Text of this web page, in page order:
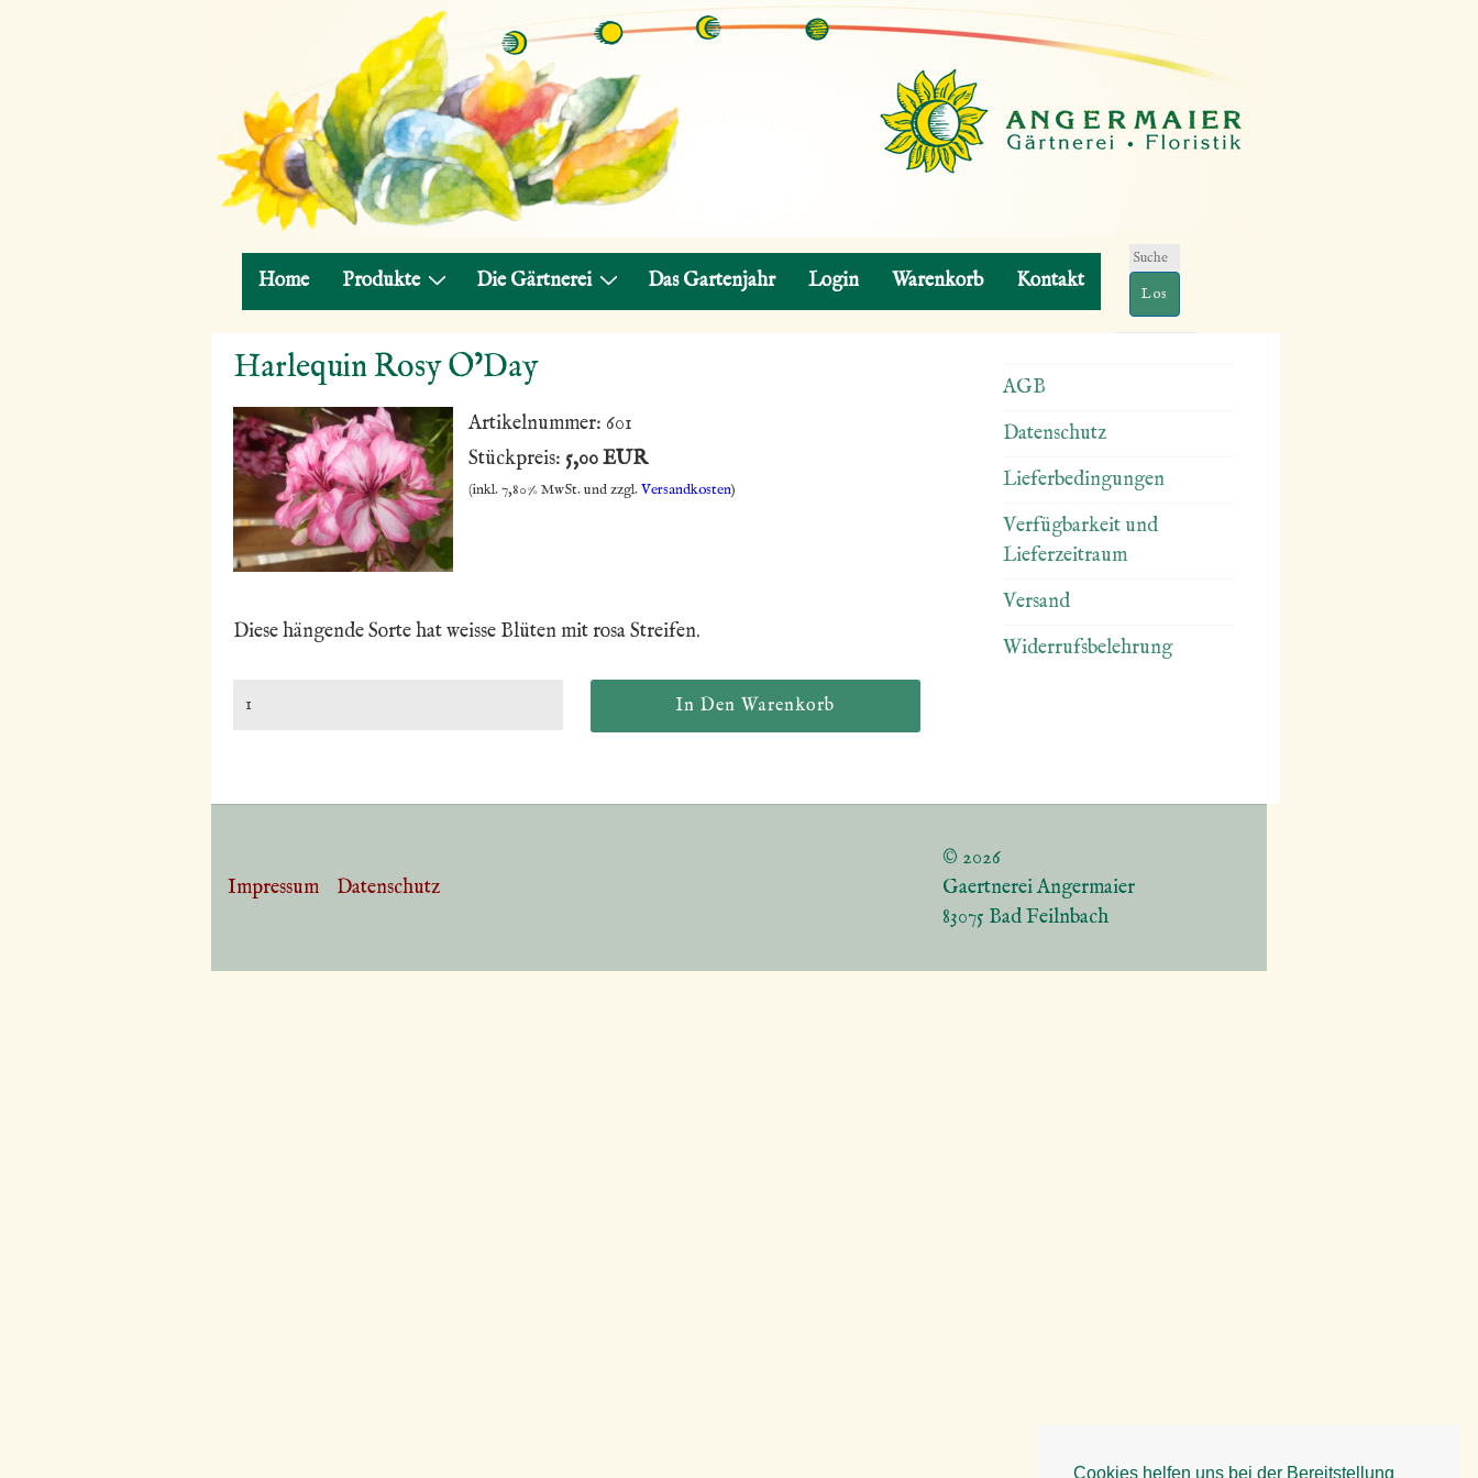
Cookies helfen uns bei der Bereitstellung
Hauptnavigation
Home Produkte Die Gärtnerei Das Gartenjahr Login Warenkorb Kontakt
Suchen
nach:
Harlequin Rosy O’Day
Artikelnummer: 601
Stückpreis: 5,00 EUR
(inkl. 7,80% MwSt. und zzgl.Versandkosten)
Diese hängende Sorte hat weisse Blüten mit rosa Streifen.
AGB
Datenschutz
Lieferbedingungen
Verfügbarkeit und
Lieferzeitraum
Versand
Widerrufsbelehrung
Footer-
Impressum Datenschutz
© 2026
Gaertnerei Angermaier
83075 Bad Feilnbach